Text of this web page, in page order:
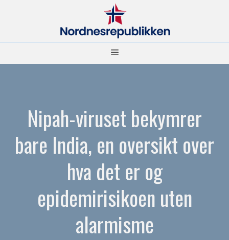
Meny
Nipah-viruset bekymrer
bare India, en oversikt over
hva det er og
epidemirisikoen uten
alarmisme